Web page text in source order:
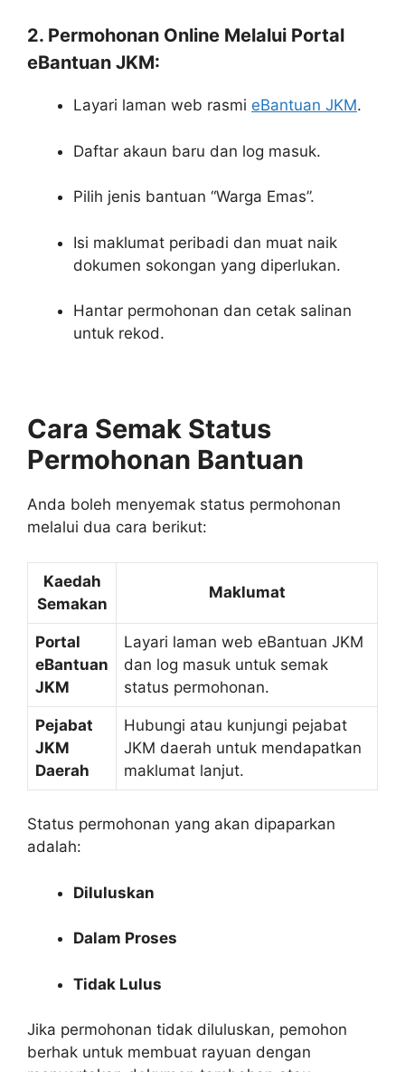
2. Permohonan Online Melalui Portal
eBantuan JKM:
Layari laman web rasmi eBantuan JKM.
Daftar akaun baru dan log masuk.
Pilih jenis bantuan “Warga Emas”.
Isi maklumat peribadi dan muat naik
dokumen sokongan yang diperlukan.
Hantar permohonan dan cetak salinan
untuk rekod.
Cara Semak Status
Permohonan Bantuan
Anda boleh menyemak status permohonan
melalui dua cara berikut:
Kaedah
Semakan
Maklumat
Portal
eBantuan
JKM
Layari laman web eBantuan JKM
dan log masuk untuk semak
status permohonan.
Pejabat
JKM
Daerah
Hubungi atau kunjungi pejabat
JKM daerah untuk mendapatkan
maklumat lanjut.
Status permohonan yang akan dipaparkan
adalah:
Diluluskan
Dalam Proses
Tidak Lulus
Jika permohonan tidak diluluskan, pemohon
berhak untuk membuat rayuan dengan